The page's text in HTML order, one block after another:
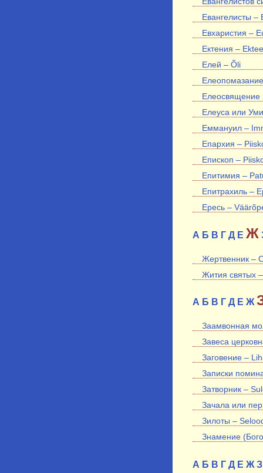
Евангелисты –
Евхаристия –
Ектения –
Елей – Õli
Елеосвящение
Елеуса или
Еммануил –
Епархия –
Епископ –
Епитимия –
Епитрахиль –
Ересь –
А Б В Г Д Е Ж
Жертвенник –
Жития святых
А Б В Г Д Е Ж
Заамвонная
Завеса
Заговение –
Записки
Затворник –
Зачала или
Зилоты –
Знамение
А Б В Г Д Е Ж З